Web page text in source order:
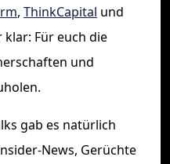
, ThinkCapital und
klar: Für euch die
und
gab es natürlich
News, Gerüchte